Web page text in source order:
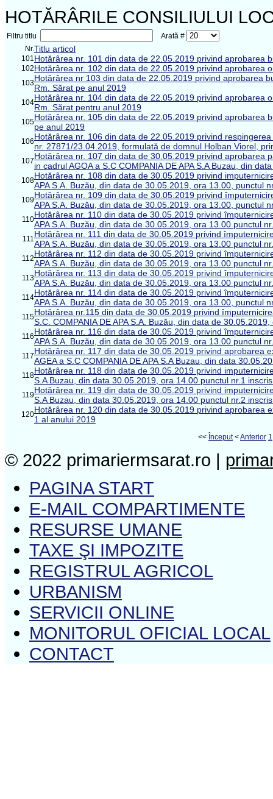
HOTĂRÂRILE CONSILIULUI
Filtru titlu
Arată #
Nr.Titlu articol
101Hotărârea nr. 101 din data de 22.05.2019 privind aprobarea
102Hotărârea nr. 102 din data de 22.05.2019 privind aprobarea
103Hotărârea nr 103 din data de 22.05.2019 privind aprobarea
Rm. Sărat pe anul 2019
104Hotărârea nr. 104 din data de 22.05.2019 privind aprobarea
Rm. Sărat pentru anul 2019
105Hotărârea nr. 105 din data de 22.05.2019 privind aprobarea
pe anul 2019
106Hotărârea nr. 106 din data de 22.05.2019 privind
nr. 27871/23.04.2019, formulată de domnul Holban Viorel,
107Hotărârea nr. 107 din data de 30.05.2019 privind aprobarea
in cadrul AGOA a S.C COMPANIA DE APA S.A Buzau, din
108Hotărârea nr. 108 din data de 30.05.2019 privind
APA S.A. Buzău, din data de 30.05.2019, ora 13.00, punctul
109Hotărârea nr. 109 din data de 30.05.2019 privind
APA S.A. Buzău, din data de 30.05.2019, ora 13.00, punctul
110Hotărârea nr. 110 din data de 30.05.2019 privind
APA S.A. Buzău, din data de 30.05.2019, ora 13.00 punctul
111Hotărârea nr. 111 din data de 30.05.2019 privind
APA S.A. Buzău, din data de 30.05.2019, ora 13.00 punctul
112Hotărârea nr. 112 din data de 30.05.2019 privind
APA S.A. Buzău, din data de 30.05.2019, ora 13.00 punctul
113Hotărârea nr. 113 din data de 30.05.2019 privind
APA S.A. Buzău, din data de 30.05.2019, ora 13.00 punctul
114Hotărârea nr. 114 din data de 30.05.2019 privind
APA S.A. Buzău, din data de 30.05.2019, ora 13.00, punctul
115Hotărârea nr.115 din data de 30.05.2019 privind
S.C. COMPANIA DE APA S.A. Buzău, din data de
116Hotărârea nr. 116 din data de 30.05.2019 privind
APA S.A. Buzău, din data de 30.05.2019, ora 13.00 punctul
117Hotărârea nr. 117 din data de 30.05.2019 privind aprobarea
AGEA a S.C COMPANIA DE APA S.A Buzau, din data
118Hotărârea nr. 118 din data de 30.05.2019 privind
S.A Buzau, din data 30.05.2019, ora 14.00 punctul nr.1
119Hotărârea nr. 119 din data de 30.05.2019 privind
S.A Buzau, din data 30.05.2019, ora 14.00 punctul nr.2
120Hotărârea nr. 120 din data de 30.05.2019 privind aprobarea
1 al anului 2019
<< Început<Anterior 1
© 2022 primariermsarat.ro |
PAGINA START
E-MAIL COMPARTIMENTE
RESURSE UMANE
TAXE ŞI IMPOZITE
REGISTRUL AGRICOL
URBANISM
SERVICII ONLINE
MONITORUL OFICIAL LOCAL
CONTACT